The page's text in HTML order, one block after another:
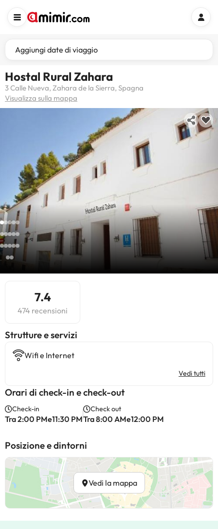
Aggiungi date di viaggio
Hostal Rural Zahara
3 Calle Nueva, Zahara de la Sierra, Spagna
Visualizza sulla mappa
7.4
474 recensioni
​Strutture e servizi
Wifi e Internet
Vedi tutti
Orari di check-in e check-out
Check-in
Tra 2:00 PMe11:30 PM
Check out
Tra 8:00 AMe12:00 PM
Posizione e dintorni
Vedi la mappa